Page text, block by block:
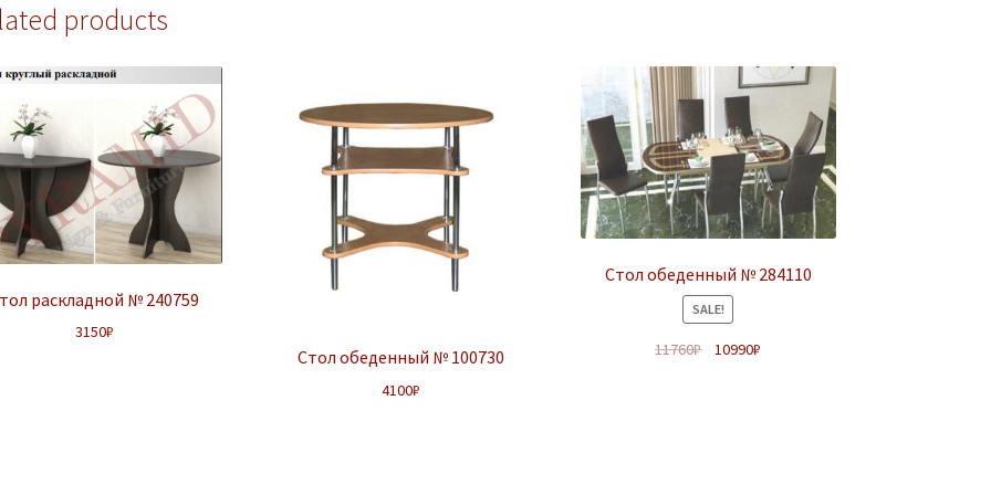
products
раскладной № 240759
3150₽
Стол обеденный № 100730
4100₽
Стол обеденный № 284110
SALE!
11760₽ 10990₽